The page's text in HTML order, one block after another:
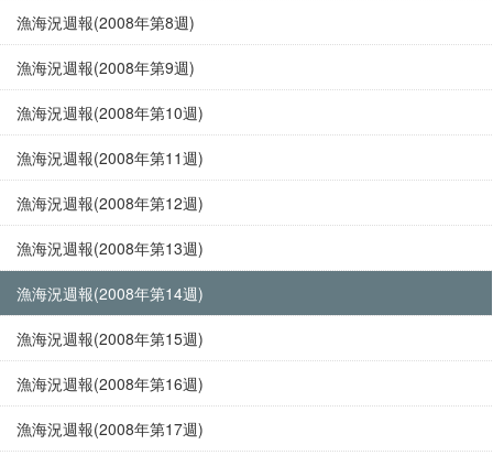
漁海況週報(2008年第8週)
漁海況週報(2008年第9週)
漁海況週報(2008年第10週)
漁海況週報(2008年第11週)
漁海況週報(2008年第12週)
漁海況週報(2008年第13週)
漁海況週報(2008年第14週)
漁海況週報(2008年第15週)
漁海況週報(2008年第16週)
漁海況週報(2008年第17週)